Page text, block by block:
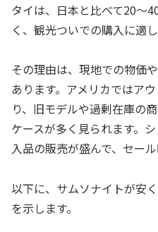
タイは、日本と比べて20〜
く、観光ついでの購入に適し
その理由は、現地での物価
あります。アメリカではア
り、旧モデルや過剰在庫の
ケースが多く見られます。
入品の販売が盛んで、セー
以下に、サムソナイトが安
を示します。